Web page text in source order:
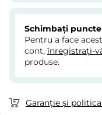
Schimbați
Pentru a face
cont, înregistrați-
produse.
Garanție și